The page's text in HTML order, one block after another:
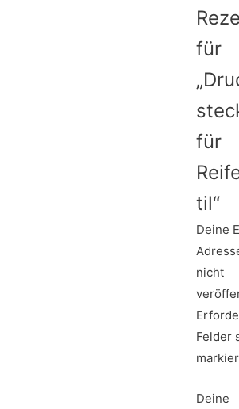
für
für
til“
Deine
nicht
Felder
Deine